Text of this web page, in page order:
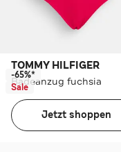
TOMMY HILFIGER
Badeanzug fuchsia
-65%*
Sale
Jetzt shoppen